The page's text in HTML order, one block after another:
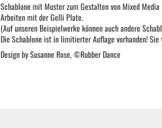
Schablone mit Muster zum Gestalten von Mixed
Arbeiten mit der Gelli Plate.
(Auf unseren Beispielwerke können auch andere
Die Schablone ist in limitierter Auflage vorhanden!
Design by Susanne Rose, ©Rubber Dance